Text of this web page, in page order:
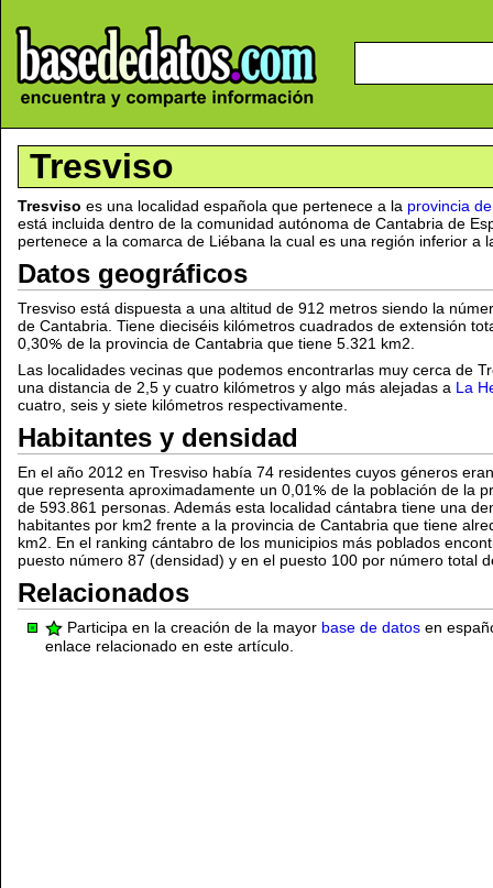
Tresviso
Tresviso es una localidad española que pertenece a la provincia
está incluida dentro de la comunidad autónoma de Cantabria de
pertenece a la comarca de Liébana la cual es una región inferior a
Datos geográficos
Tresviso está dispuesta a una altitud de 912 metros siendo la
de Cantabria. Tiene dieciséis kilómetros cuadrados de extensión
0,30
de la provincia de Cantabria que tiene 5.321 km2.
Las localidades vecinas que podemos encontrarlas muy cerca de
una distancia de 2,5 y cuatro kilómetros y algo más alejadas a La
cuatro, seis y siete kilómetros respectivamente.
Habitantes y densidad
En el año 2012 en Tresviso había 74 residentes cuyos géneros
que representa aproximadamente un 0,01
de la población de la
de 593.861 personas. Además esta localidad cántabra tiene una
habitantes por km2 frente a la provincia de Cantabria que tiene
km2. En el ranking cántabro de los municipios más poblados
puesto número 87 (densidad) y en el puesto 100 por número total
Relacionados
Participa en la creación de la mayor base de datos en
enlace relacionado en este artículo.